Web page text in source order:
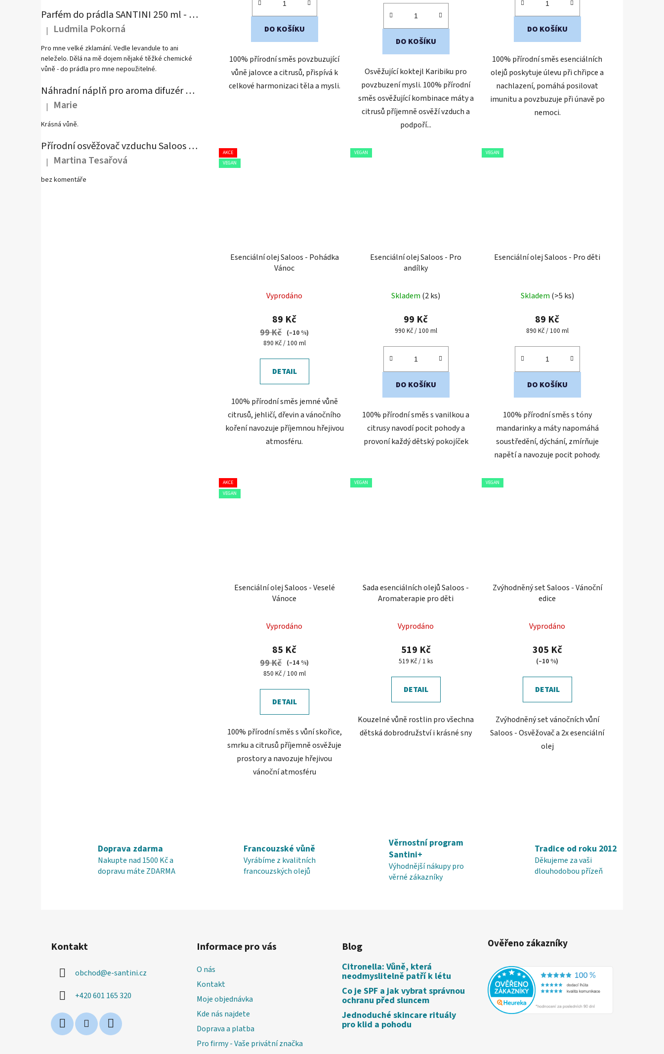
Parfém do prádla SANTINI 250 ml - Mystical Vibration
Hodnocení produktu je 1 z 5 hvězdiček.
| Ludmila Pokorná
Pro mne velké zklamání. Vedle levandule to ani
neleželo. Dělá na mě dojem nějaké těžké chemické
vůně - do prádla pro mne nepoužitelné.
Náhradní náplň pro aroma difuzér SANTINI - Fumé Rubis
Hodnocení produktu je 5 z 5 hvězdiček.
| Marie
Krásná vůně.
Přírodní osvěžovač vzduchu Saloos - Antitabák
Hodnocení produktu je 4 z 5 hvězdiček.
| Martina Tesařová
bez komentáře
DO KOŠÍKU
100% přírodní směs povzbuzující
vůně jalovce a citrusů, přispívá k
celkové harmonizaci těla a mysli.
5
DO KOŠÍKU
Osvěžující koktejl Karibiku pro
povzbuzení mysli. 100% přírodní
směs osvěžující kombinace máty a
citrusů příjemně osvěží vzduch a
podpoří...
hvězdiček.
DO KOŠÍKU
100% přírodní směs esenciálních
olejů poskytuje úlevu při chřipce a
nachlazení, pomáhá posilovat
imunitu a povzbuzuje při únavě po
nemoci.
AKCE
VEGAN
Esenciální olej Saloos - Pohádka
Vánoc
Vyprodáno
89 Kč
99 Kč (–10 %)
Měrná
890 Kč / 100 ml
DETAIL
100% přírodní směs jemné vůně
citrusů, jehličí, dřevin a vánočního
koření navozuje příjemnou hřejivou
atmosféru.
VEGAN
Esenciální olej Saloos - Pro
andílky
Skladem (2 ks)
99 Kč
Měrná
990 Kč / 100 ml
DO KOŠÍKU
100% přírodní směs s vanilkou a
citrusy navodí pocit pohody a
provoní každý dětský pokojíček
VEGAN
Esenciální olej Saloos - Pro děti
Skladem (>5 ks)
89 Kč
Měrná
890 Kč / 100 ml
DO KOŠÍKU
100% přírodní směs s tóny
mandarinky a máty napomáhá
soustředění, dýchání, zmírňuje
napětí a navozuje pocit pohody.
AKCE
VEGAN
Esenciální olej Saloos - Veselé
Vánoce
Vyprodáno
85 Kč
99 Kč (–14 %)
Měrná
850 Kč / 100 ml
DETAIL
100% přírodní směs s vůní skořice,
smrku a citrusů příjemně osvěžuje
prostory a navozuje hřejivou
vánoční atmosféru
VEGAN
Sada esenciálních olejů Saloos -
Aromaterapie pro děti
Vyprodáno
519 Kč
Měrná
519 Kč / 1 ks
DETAIL
Kouzelné vůně rostlin pro všechna
dětská dobrodružství i krásné sny
VEGAN
Zvýhodněný set Saloos - Vánoční
edice
Vyprodáno
305 Kč
(–10 %)
DETAIL
Zvýhodněný set vánočních vůní
Saloos - Osvěžovač a 2x esenciální
olej
á
d
a
c
í
p
i
s
u
Doprava zdarma
Nakupte nad 1500 Kč a
dopravu máte ZDARMA
Francouzské vůně
Vyrábíme z kvalitních
francouzských olejů
Věrnostní program
Santini+
Výhodnější nákupy pro
věrné zákazníky
Tradice od roku 2012
Děkujeme za vaši
dlouhodobou přízeň
Kontakt
obchod@e-santini.cz
+420 601 165 320
Informace pro vás
O nás
Kontakt
Moje objednávka
Kde nás najdete
Doprava a platba
Pro firmy - Vaše privátní značka
Blog
Citronella: Vůně, která
neodmyslitelně patří k létu
Co je SPF a jak vybrat správnou
ochranu před sluncem
Jednoduché skincare rituály
pro klid a pohodu
Ověřeno zákazníky